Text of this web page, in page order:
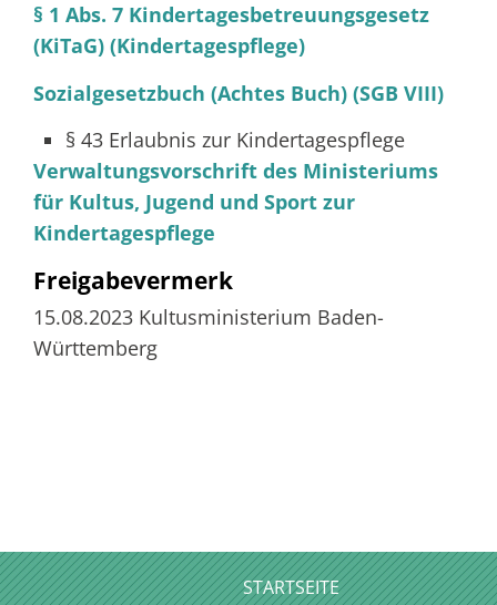
§ 1 Abs. 7 Kindertagesbetreuungsgesetz
(KiTaG) (Kindertagespflege)
Sozialgesetzbuch (Achtes Buch) (SGB VIII)
§ 43 Erlaubnis zur Kindertagespflege
Verwaltungsvorschrift des Ministeriums
für Kultus, Jugend und Sport zur
Kindertagespflege
Freigabevermerk
15.08.2023 Kultusministerium Baden-
Württemberg
STARTSEITE